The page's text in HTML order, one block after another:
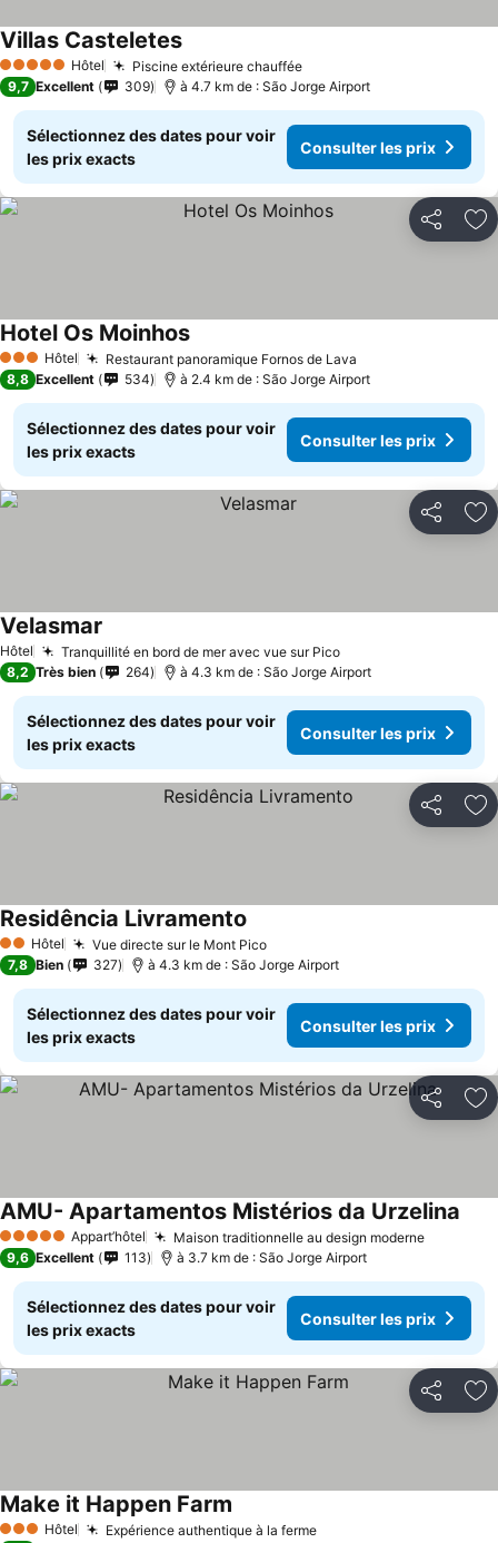
5 Étoiles Hôtel Piscine extérieure chauffée
Villas Casteletes
9,7 Excellent 309 à 4.7 km de : São Jorge Airport
Sélectionnez des dates pour voir
les prix exacts
Consulter les prix
Partager
3 ÉtoilesHôtel Restaurant panoramique Fornos de Lava
Hotel Os Moinhos
8,8 Excellent 534 à 2.4 km de : São Jorge Airport
Sélectionnez des dates pour voir
les prix exacts
Consulter les prix
Partager
Hôtel Tranquillité en bord de mer avec vue sur Pico
Velasmar
8,2 Très bien 264 à 4.3 km de : São Jorge Airport
Sélectionnez des dates pour voir
les prix exacts
Consulter les prix
Partager
2 Étoiles
Hôtel Vue directe sur le Mont Pico
Residência Livramento
7,8 Bien 327 à 4.3 km de : São Jorge Airport
Sélectionnez des dates pour voir
les prix exacts
Consulter les prix
Partager
5 Étoiles Appart’hôtel Maison traditionnelle au design moderne
AMU- Apartamentos Mistérios da Urzelina
9,6 Excellent 113 à 3.7 km de : São Jorge Airport
Sélectionnez des dates pour voir
les prix exacts
Consulter les prix
Partager
3 ÉtoilesHôtel Expérience authentique à la ferme
Make it Happen Farm